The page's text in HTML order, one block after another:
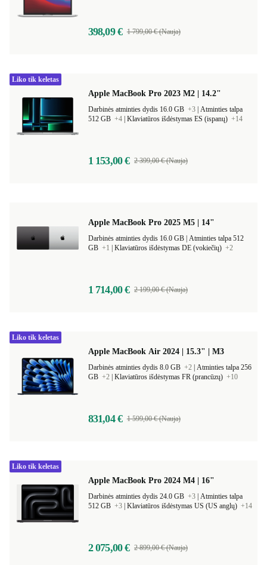
398,09 € 1 799,00 € (Nauja)
Apple MacBook Pro 2023 M2 | 14.2"
Darbinės atminties dydis 16.0 GB +3 Atminties talpa
512 GB +4 Klaviatūros išdėstymas ES (ispanų) +14
1 153,00 € 2 399,00 € (Nauja)
Liko tik keletas
Apple MacBook Pro 2025 M5 | 14"
Atminties talpa 512
GB +1 Klaviatūros išdėstymas DE (vokiečių) +2
1 714,00 € 2 199,00 € (Nauja)
Apple MacBook Air 2024 | 15.3" | M3
Darbinės atminties dydis 8.0 GB +2 Atminties talpa 256
GB +2 Klaviatūros išdėstymas FR (prancūzų) +10
831,04 € 1 599,00 € (Nauja)
Liko tik keletas
Apple MacBook Pro 2024 M4 | 16"
Darbinės atminties dydis 24.0 GB +3 Atminties talpa
512 GB +3 Klaviatūros išdėstymas US (US anglų) +14
2 075,00 € 2 899,00 € (Nauja)
Liko tik keletas